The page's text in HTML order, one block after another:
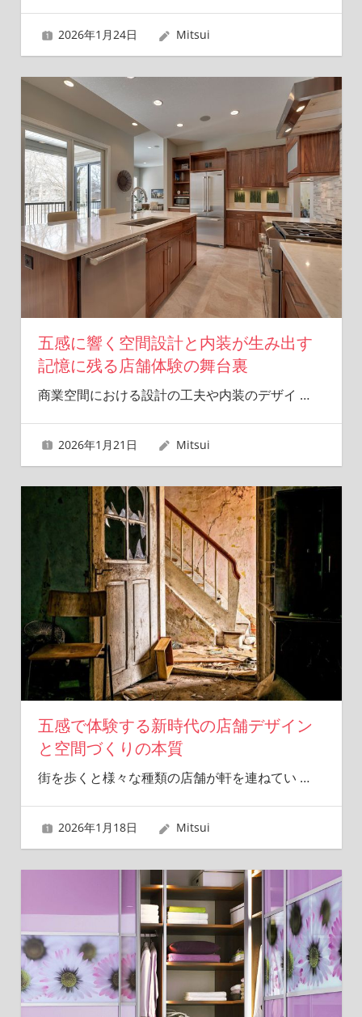
2026年1月24日 Mitsui
五感に響く空間設計と内装が生み出す
記憶に残る店舗体験の舞台裏
商業空間における設計の工夫や内装のデザイ …
2026年1月21日 Mitsui
五感で体験する新時代の店舗デザイン
と空間づくりの本質
街を歩くと様々な種類の店舗が軒を連ねてい …
2026年1月18日 Mitsui